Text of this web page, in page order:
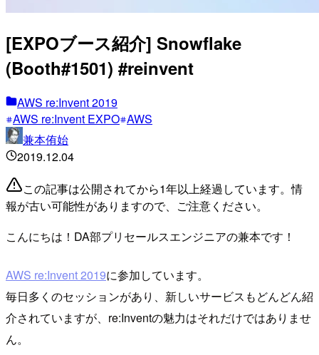
[EXPOブース紹介] Snowflake
(Booth#1501) #reinvent
AWS re:Invent 2019
AWS re:Invent EXPO AWS
兼本侑始
2019.12.04
この記事は公開されてから1年以上経過しています。情
報が古い可能性がありますので、ご注意ください。
こんにちは！DA部プリセールスエンジニアの兼本です！
AWS re:Invent 2019に参加しています。
毎日多くのセッションがあり、新しいサービスもどんどん紹
介されていますが、re:Inventの魅力はそれだけではありませ
ん。